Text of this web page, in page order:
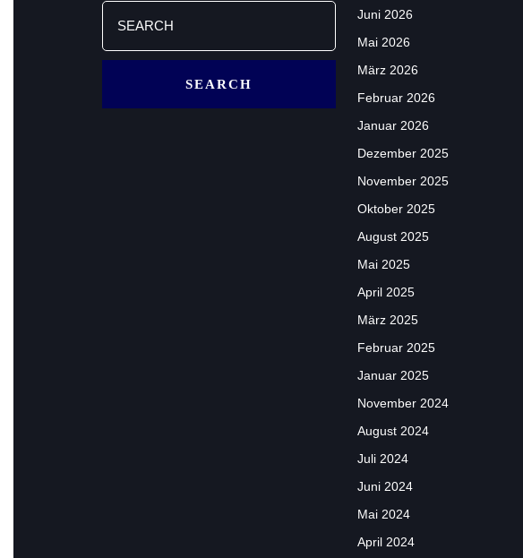
Search
for:
Juni 2026
Mai 2026
März 2026
Februar 2026
Januar 2026
Dezember 2025
November 2025
Oktober 2025
August 2025
Mai 2025
April 2025
März 2025
Februar 2025
Januar 2025
November 2024
August 2024
Juli 2024
Juni 2024
Mai 2024
April 2024